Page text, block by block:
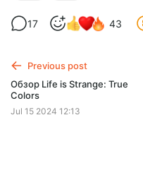
17 43
Previous post
Обзор Life is Strange: True
Colors
Jul 15 2024 12:13